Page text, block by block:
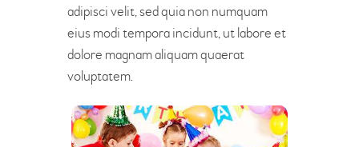
adipisci velit, sed quia non numquam
eius modi tempora incidunt, ut labore et
dolore magnam aliquam quaerat
voluptatem.